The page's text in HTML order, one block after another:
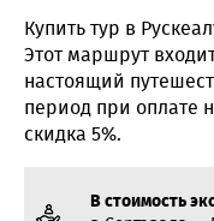
Купить тур в
Этот маршрут
настоящий
период при оплате
скидка 5%.
В стоимость